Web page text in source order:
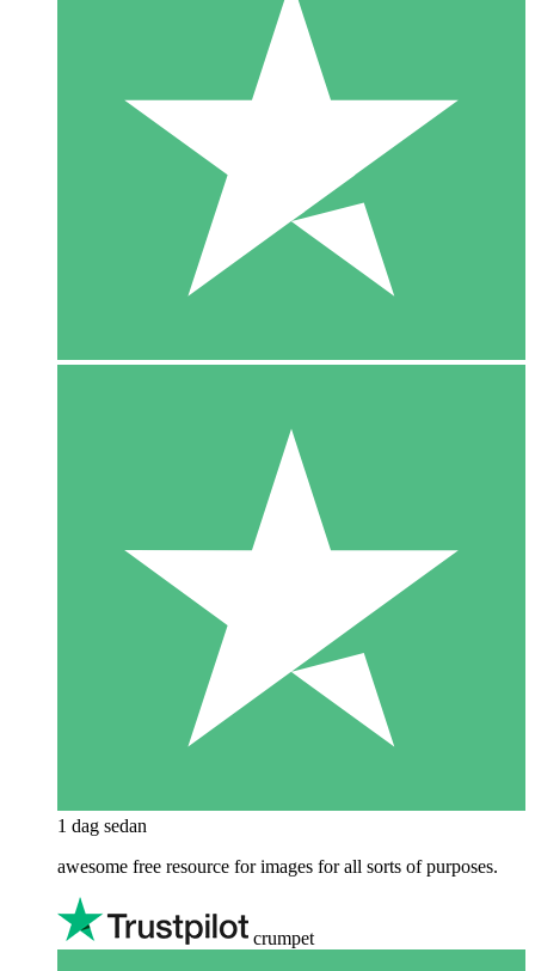
1 dag sedan
awesome free resource for images for all sorts of purposes.
crumpet